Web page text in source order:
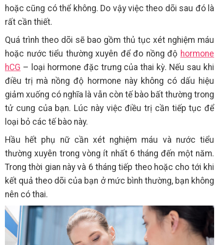
hoặc cũng có thể không. Do vậy việc theo dõi sau đó là
rất cần thiết.
Quá trình theo dõi sẽ bao gồm thủ tục xét nghiệm máu
hoặc nước tiểu thường xuyên để đo nồng độ hormone
hCG – loại hormone đặc trưng của thai kỳ. Nếu sau khi
điều trị mà nồng độ hormone này không có dấu hiệu
giảm xuống có nghĩa là vẫn còn tế bào bất thường trong
tử cung của bạn. Lúc này việc điều trị cần tiếp tục để
loại bỏ các tế bào này.
Hầu hết phụ nữ cần xét nghiệm máu và nước tiểu
thường xuyên trong vòng ít nhất 6 tháng đến một năm.
Trong thời gian này và 6 tháng tiếp theo hoặc cho tới khi
kết quả theo dõi của bạn ở mức bình thường, bạn không
nên có thai.